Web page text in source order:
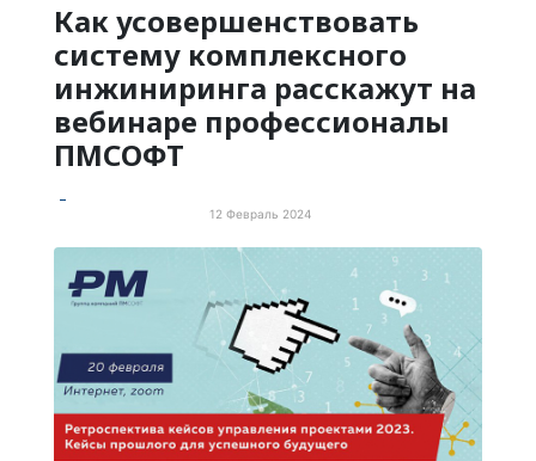
Как усовершенствовать
систему комплексного
инжиниринга расскажут на
вебинаре профессионалы
ПМСОФТ
12 Февраль 2024